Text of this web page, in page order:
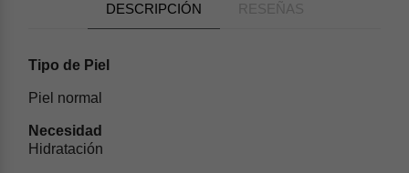
DESCRIPCIÓN RESEÑAS
Tipo de Piel
Piel normal
Necesidad
Hidratación